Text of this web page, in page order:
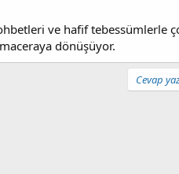
ve hafif tebessümlerle
dönüşüyor.
Cevap